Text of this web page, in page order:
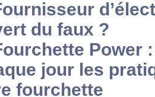
du faux ?
Power
jour les
fourchette